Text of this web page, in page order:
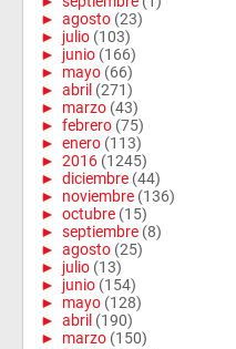
► agosto (23)
► julio (103)
► junio (166)
► mayo (66)
► abril (271)
► marzo (43)
► febrero (75)
► enero (113)
► 2016 (1245)
► diciembre (44)
► noviembre (136)
► octubre (15)
► septiembre (8)
► agosto (25)
► julio (13)
► junio (154)
► mayo (128)
► abril (190)
► marzo (150)